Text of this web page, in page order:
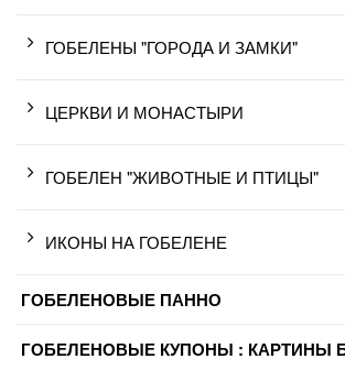
ГОБЕЛЕНЫ "ГОРОДА И ЗАМКИ"
ЦЕРКВИ И МОНАСТЫРИ
ГОБЕЛЕН "ЖИВОТНЫЕ И ПТИЦЫ"
ИКОНЫ НА ГОБЕЛЕНЕ
ГОБЕЛЕНОВЫЕ ПАННО
ГОБЕЛЕНОВЫЕ КУПОНЫ : КАРТИНЫ